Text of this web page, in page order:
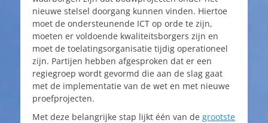
nieuwe stelsel doorgang kunnen vinden. Hiertoe
moet de ondersteunende ICT op orde te zijn,
moeten er voldoende kwaliteitsborgers zijn en
moet de toelatingsorganisatie tijdig operationeel
zijn. Partijen hebben afgesproken dat er een
regiegroep wordt gevormd die aan de slag gaat
met de implementatie van de wet en met nieuwe
proefprojecten.
Met deze belangrijke stap lijkt één van de grootste